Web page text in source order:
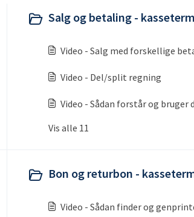
Salg og betaling -
Video - Salg med forskellige
Video - Del/split regning
Video - Sådan forstår og bruger
Vis alle 11
Bon og returbon -
Video - Sådan finder og